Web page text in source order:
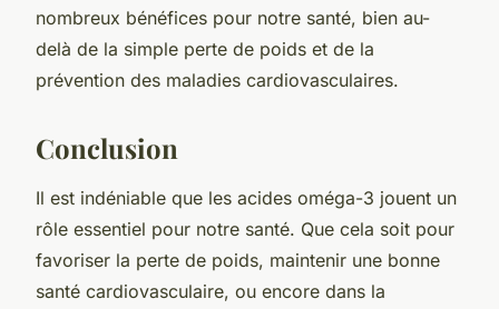
nombreux bénéfices pour notre santé, bien au-
delà de la simple perte de poids et de la
prévention des maladies cardiovasculaires.
Conclusion
Il est indéniable que les acides oméga-3 jouent un
rôle essentiel pour notre santé. Que cela soit pour
favoriser la perte de poids, maintenir une bonne
santé cardiovasculaire, ou encore dans la